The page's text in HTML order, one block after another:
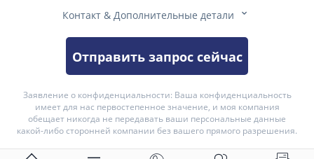
Контакт & Дополнительные детали 
Отправить запрос сейчас
Заявление о конфиденциальности: Ваша конфиденциальность
имеет для нас первостепенное значение, и моя компания
обещает никогда не передавать ваши персональные данные
какой-либо сторонней компании без вашего прямого разрешения.